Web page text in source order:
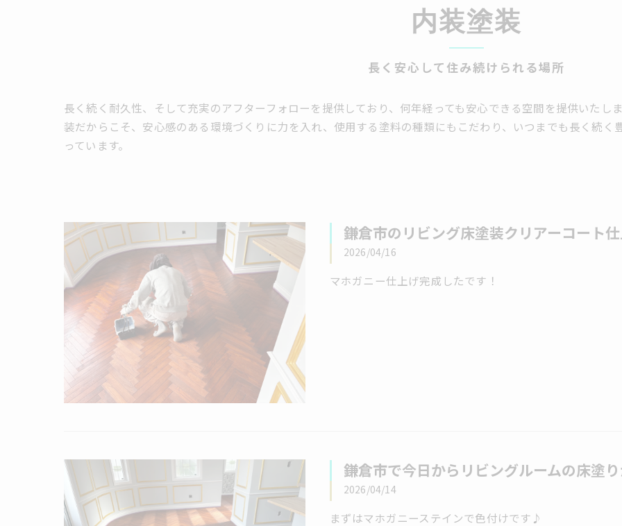
内装塗装
長く安心して住み続けられる場所
長く続く耐久性、そして充実のアフターフォローを提供しており、何年経っても安心できる空間を提供いたし
装だからこそ、安心感のある環境づくりに力を入れ、使用する塗料の種類にもこだわり、いつまでも長く続
っています。
鎌倉市のリビング床塗装クリアーコート
2026/04/16
マホガニー仕上げ完成したです！
鎌倉市で今日からリビングルームの床塗
2026/04/14
まずはマホガニーステインで色付けです♪